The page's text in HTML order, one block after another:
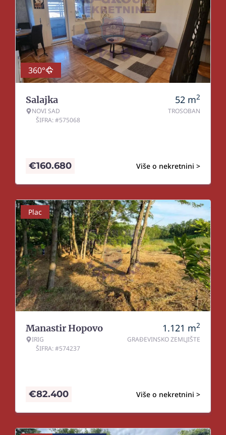
360°
Salajka
NOVI SAD
ŠIFRA: #575068
52 m2
TROSOBAN
Više o nekretnini >
€160.680
Plac
Manastir Hopovo
IRIG
ŠIFRA: #574237
1.121 m2
GRAĐEVINSKO ZEMLJIŠTE
Više o nekretnini >
€82.400